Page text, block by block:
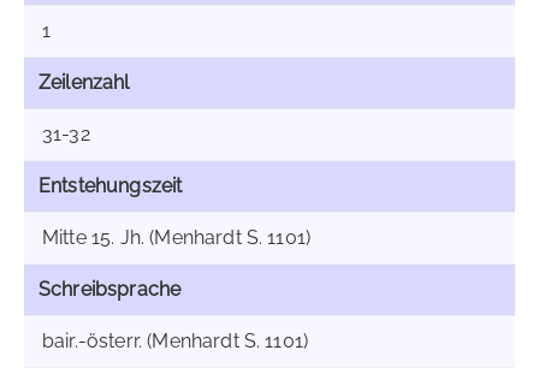
1
Zeilenzahl
31-32
Entstehungszeit
Mitte 15. Jh. (Menhardt S. 1101)
Schreibsprache
bair.-österr. (Menhardt S. 1101)